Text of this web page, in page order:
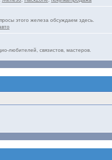
этого железа обсуждаем здесь.
любителей, связистов, мастеров.